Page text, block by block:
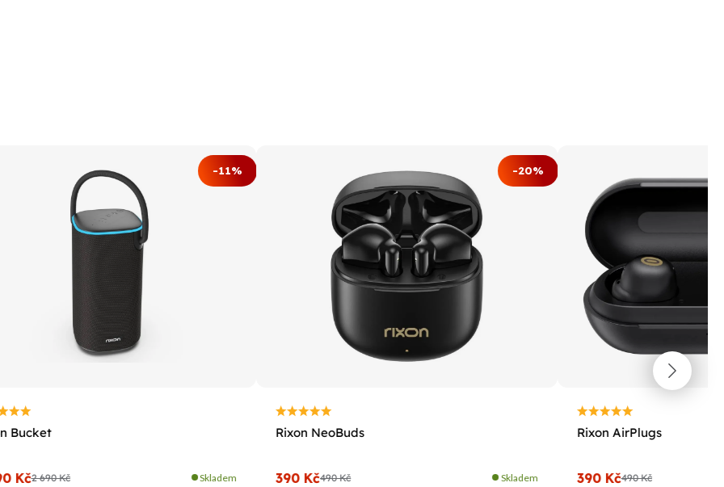
-11%
Bucket
2 690 Kč
Kč Skladem
-20%
Rixon NeoBuds
490 Kč
390 Kč Skladem
Rixon AirPlugs
490 Kč
390 Kč